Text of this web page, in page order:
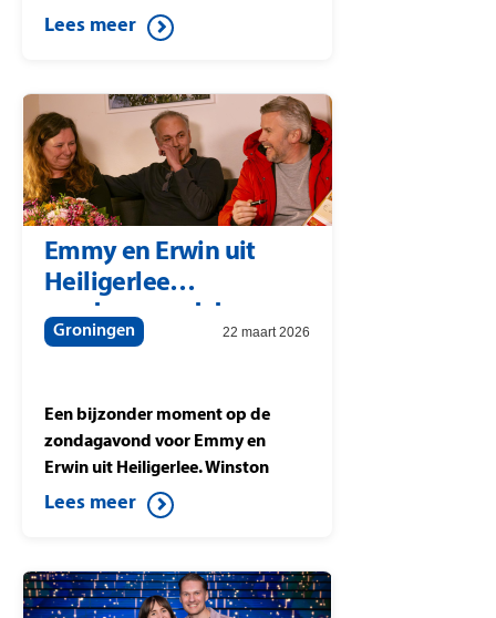
Lees meer
Emmy en Erwin uit
Heiligerlee
zondagavond door
Winston
met 207.000 euro
Groningen 22 maart 2026
Een bijzonder moment op de
zondagavond voor Emmy en
Erwin uit Heiligerlee. Winston
Gerschtanowitz verrast de
thuiswinnaars met
dat studiowinnaar Berteld uit
Gorssel wint tijdens Postcode
Lees meer